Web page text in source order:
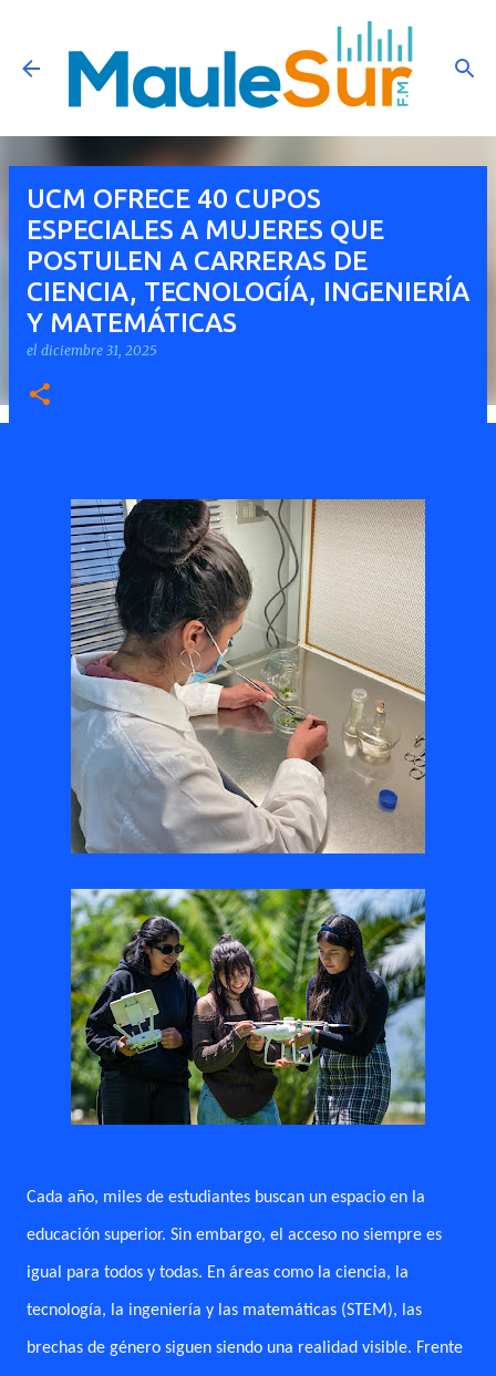
Ir al contenido principal
UCM OFRECE 40 CUPOS
ESPECIALES A MUJERES QUE
POSTULEN A CARRERAS DE
CIENCIA, TECNOLOGÍA, INGENIERÍA
Y MATEMÁTICAS
el diciembre 31, 2025
Cada año, miles de estudiantes buscan un espacio en la
educación superior. Sin embargo, el acceso no siempre es
igual para todos y todas. En áreas como la ciencia, la
tecnología, la ingeniería y las matemáticas (STEM), las
brechas de género siguen siendo una realidad visible. Frente